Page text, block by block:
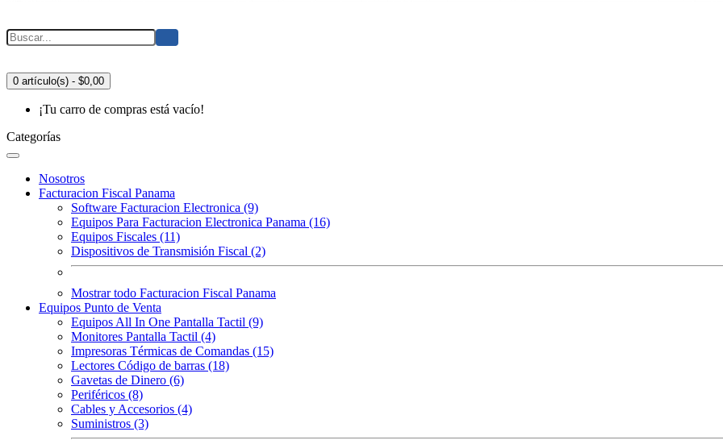
0 artículo(s) - $0,00
¡Tu carro de compras está vacío!
Categorías
Nosotros
Facturacion Fiscal Panama
Software Facturacion Electronica (9)
Equipos Para Facturacion Electronica Panama (16)
Equipos Fiscales (11)
Dispositivos de Transmisión Fiscal (2)
Mostrar todo Facturacion Fiscal Panama
Equipos Punto de Venta
Equipos All In One Pantalla Tactil (9)
Monitores Pantalla Tactil (4)
Impresoras Térmicas de Comandas (15)
Lectores Código de barras (18)
Gavetas de Dinero (6)
Periféricos (8)
Cables y Accesorios (4)
Suministros (3)